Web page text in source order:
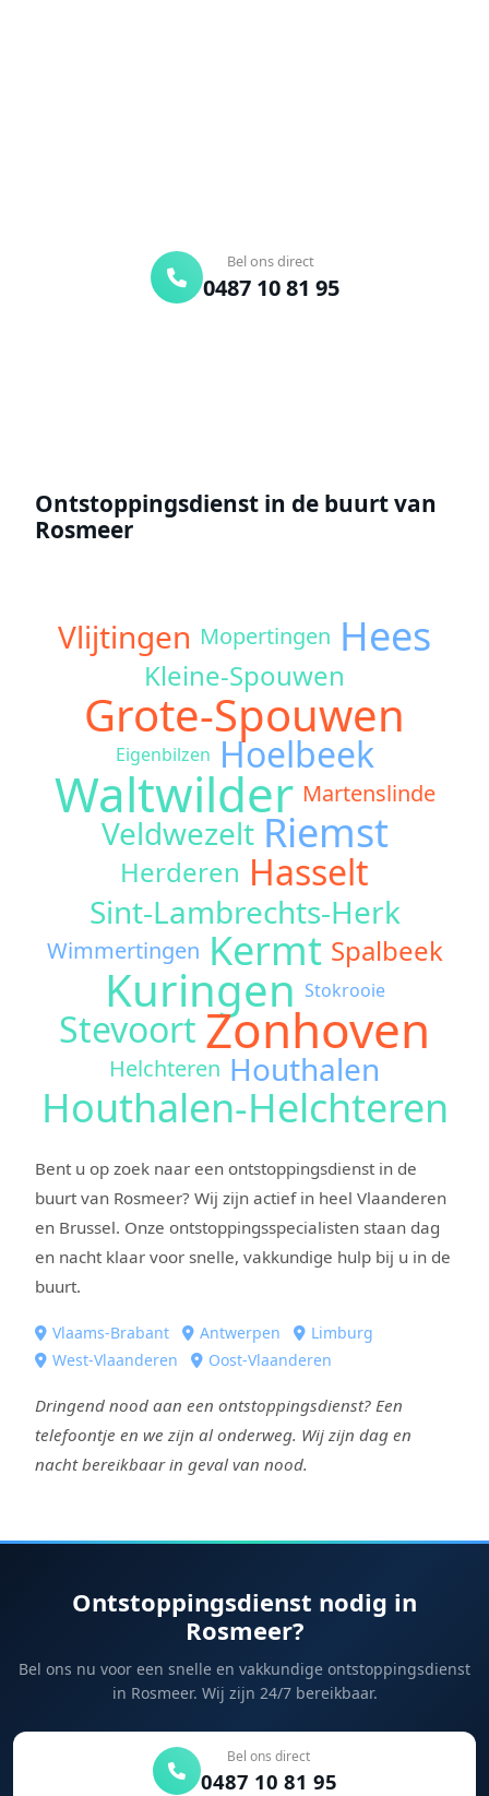
Bel ons direct
0487 10 81 95
Ontstoppingsdienst in de buurt van
Rosmeer
Vlijtingen Mopertingen Hees
Kleine-Spouwen
Grote-Spouwen
Eigenbilzen Hoelbeek
Waltwilder Martenslinde
Veldwezelt Riemst
Herderen Hasselt
Sint-Lambrechts-Herk
Wimmertingen Kermt Spalbeek
Kuringen Stokrooie
Stevoort Zonhoven
Helchteren Houthalen
Houthalen-Helchteren
Bent u op zoek naar een ontstoppingsdienst in de
buurt van Rosmeer? Wij zijn actief in heel Vlaanderen
en Brussel. Onze ontstoppingsspecialisten staan dag
en nacht klaar voor snelle, vakkundige hulp bij u in de
buurt.
Vlaams-Brabant Antwerpen
Limburg
West-Vlaanderen
Oost-Vlaanderen
Dringend nood aan een ontstoppingsdienst? Een
telefoontje en we zijn al onderweg. Wij zijn dag en
nacht bereikbaar in geval van nood.
Ontstoppingsdienst nodig in
Rosmeer?
Bel ons nu voor een snelle en vakkundige ontstoppingsdienst
in Rosmeer. Wij zijn 24/7 bereikbaar.
Bel ons direct
0487 10 81 95